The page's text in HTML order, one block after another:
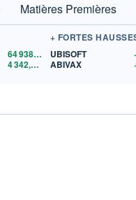
Matières Premières
64 938,00
$US
4 342,26 $US
+ FORTES
UBISOFT
ABIVAX